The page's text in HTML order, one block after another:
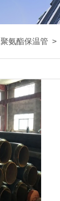
聚氨酯保温管 >